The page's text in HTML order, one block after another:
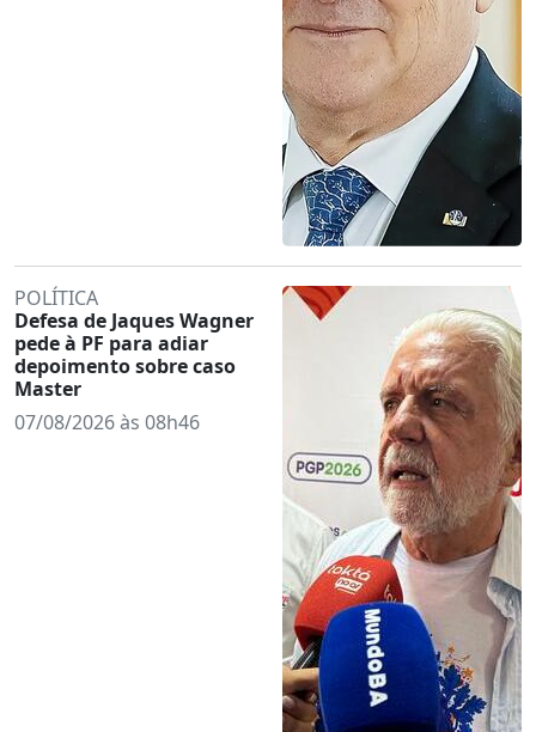
POLÍTICA
Defesa de Jaques Wagner
pede à PF para adiar
depoimento sobre caso
Master
07/08/2026 às 08h46